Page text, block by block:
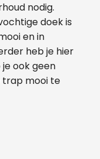
nodig.
doek is
en in
heb je hier
ook geen
trap mooi te